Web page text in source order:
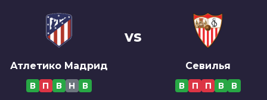
Атлетико Мадрид
В П В Н В
vs
Севилья
В П П В В